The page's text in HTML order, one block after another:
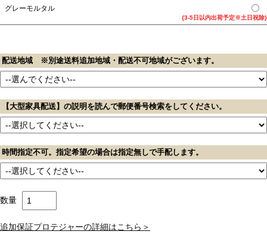
グレーモルタル
{3-5日以内出荷予定※土日祝除}
配送地域 ※別途送料追加地域・配送不可地域がございます。
【大型家具配送】の説明を読んで郵便番号検索をしてください。
時間指定不可。指定希望の場合は指定無しで手配します。
数量
追加保証プロテジャーの詳細はこちら＞